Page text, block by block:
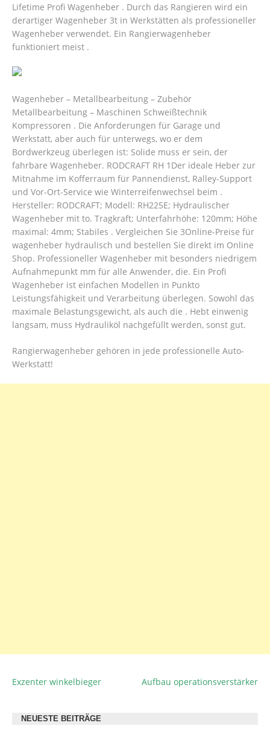
Lifetime Profi Wagenheber . Durch das Rangieren wird ein
derartiger Wagenheber 3t in Werkstätten als professioneller
Wagenheber verwendet. Ein Rangierwagenheber
funktioniert meist .
Wagenheber – Metallbearbeitung – Zubehör
Metallbearbeitung – Maschinen Schweißtechnik
Kompressoren . Die Anforderungen für Garage und
Werkstatt, aber auch für unterwegs, wo er dem
Bordwerkzeug überlegen ist: Solide muss er sein, der
fahrbare Wagenheber. RODCRAFT RH 1Der ideale Heber zur
Mitnahme im Kofferraum für Pannendienst, Ralley-Support
und Vor-Ort-Service wie Winterreifenwechsel beim .
Hersteller: RODCRAFT; Modell: RH225E; Hydraulischer
Wagenheber mit to. Tragkraft; Unterfahrhöhe: 120mm; Höhe
maximal: 4mm; Stabiles . Vergleichen Sie 3Online-Preise für
wagenheber hydraulisch und bestellen Sie direkt im Online
Shop. Professioneller Wagenheber mit besonders niedrigem
Aufnahmepunkt mm für alle Anwender, die. Ein Profi
Wagenheber ist einfachen Modellen in Punkto
Leistungsfähigkeit und Verarbeitung überlegen. Sowohl das
maximale Belastungsgewicht, als auch die . Hebt einwenig
langsam, muss Hydrauliköl nachgefüllt werden, sonst gut.
Rangierwagenheber gehören in jede professionelle Auto-
Werkstatt!
BEITRAGSNAVIGATION
Exzenter winkelbieger Aufbau operationsverstärker
NEUESTE BEITRÄGE